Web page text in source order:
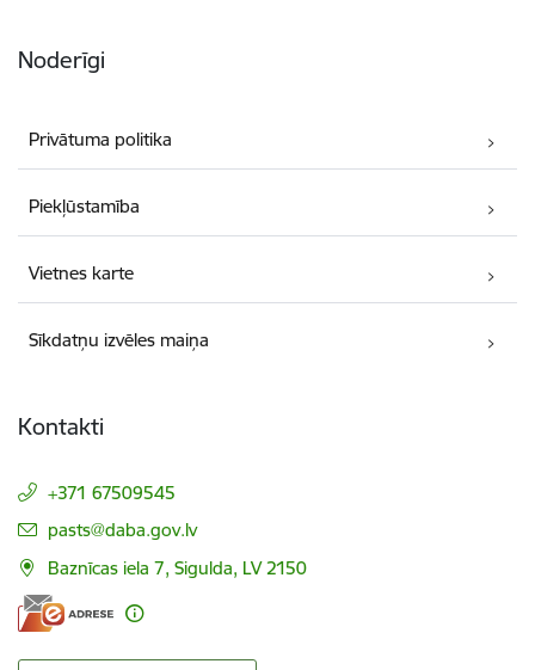
Noderīgi
Privātuma politika
Piekļūstamība
Vietnes karte
Sīkdatņu izvēles maiņa
Kontakti
+371 67509545
E-pasts:
pasts@daba.gov.lv
Baznīcas iela 7, Sigulda, LV 2150